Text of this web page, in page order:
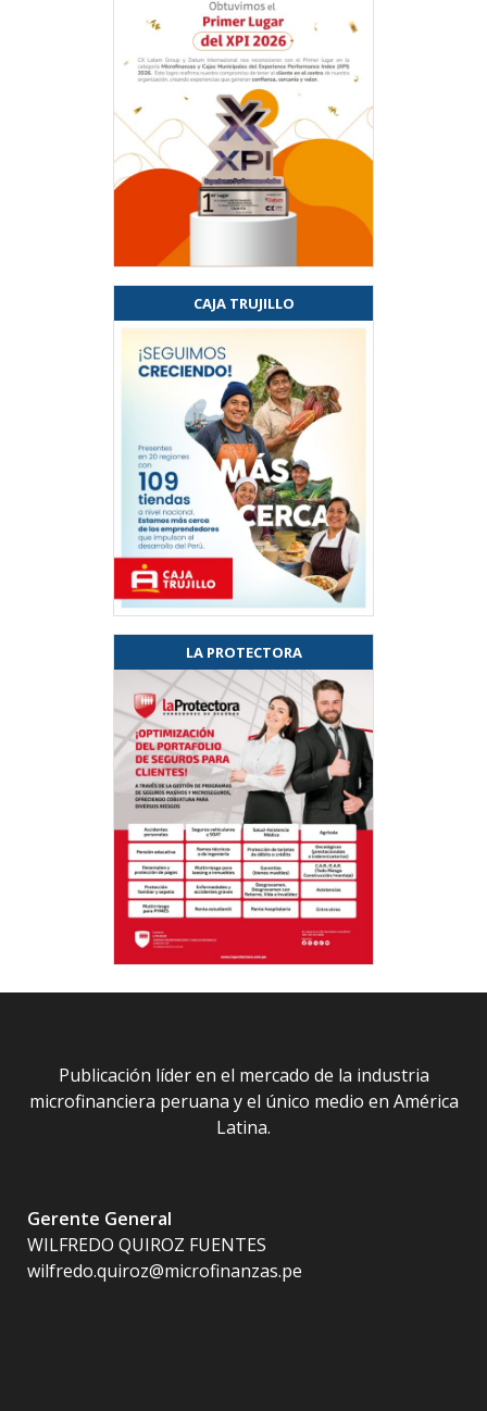
CAJA TRUJILLO
LA PROTECTORA
Publicación líder en el mercado de la industria
microfinanciera peruana y el único medio en América
Latina.
Gerente General
WILFREDO QUIROZ FUENTES
wilfredo.quiroz@microfinanzas.pe